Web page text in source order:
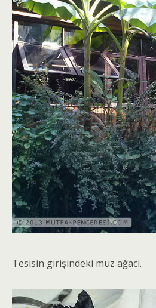
Tesisin girişindeki muz ağacı.